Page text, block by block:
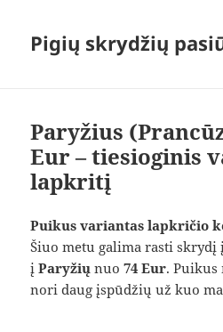
Pigių skrydžių
Paryžius
Eur – tiesioginis
lapkritį
Puikus variantas lapkričio
Šiuo metu galima rasti skrydį
įParyžių nuo74 Eur. Puikus
nori daug įspūdžių už kuo